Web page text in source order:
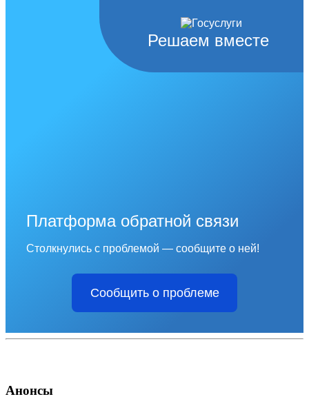
Решаем вместе
Платформа обратной связи
Столкнулись с проблемой — сообщите о ней!
Сообщить о проблеме
Анонсы